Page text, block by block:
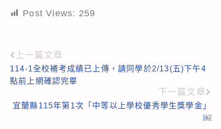
Post Views: 259
Read
more
上一篇文章
114-1全校補考成績已上傳，請同學於2/13(五)下午4
點前上網確認完畢
下一篇文章
宜蘭縣115年第1次「中等以上學校優秀學生獎學金」
￼